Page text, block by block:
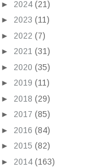
► 2024 (21)
► 2023 (11)
► 2022 (7)
► 2021 (31)
► 2020 (35)
► 2019 (11)
► 2018 (29)
► 2017 (85)
► 2016 (84)
► 2015 (82)
► 2014 (163)